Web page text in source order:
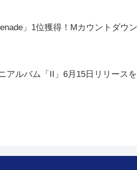
」1位獲得！Mカウントダウ
アルバム「II」6月15日リリース